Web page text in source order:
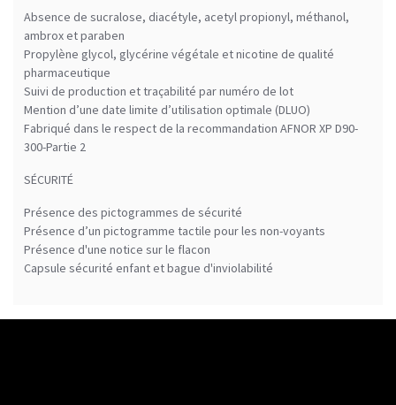
Absence de sucralose, diacétyle, acetyl propionyl, méthanol,
ambrox et paraben
Propylène glycol, glycérine végétale et nicotine de qualité
pharmaceutique
Suivi de production et traçabilité par numéro de lot
Mention d’une date limite d’utilisation optimale (DLUO)
Fabriqué dans le respect de la recommandation AFNOR XP D90-
300-Partie 2
SÉCURITÉ
Présence des pictogrammes de sécurité
Présence d’un pictogramme tactile pour les non-voyants
Présence d'une notice sur le flacon
Capsule sécurité enfant et bague d'inviolabilité